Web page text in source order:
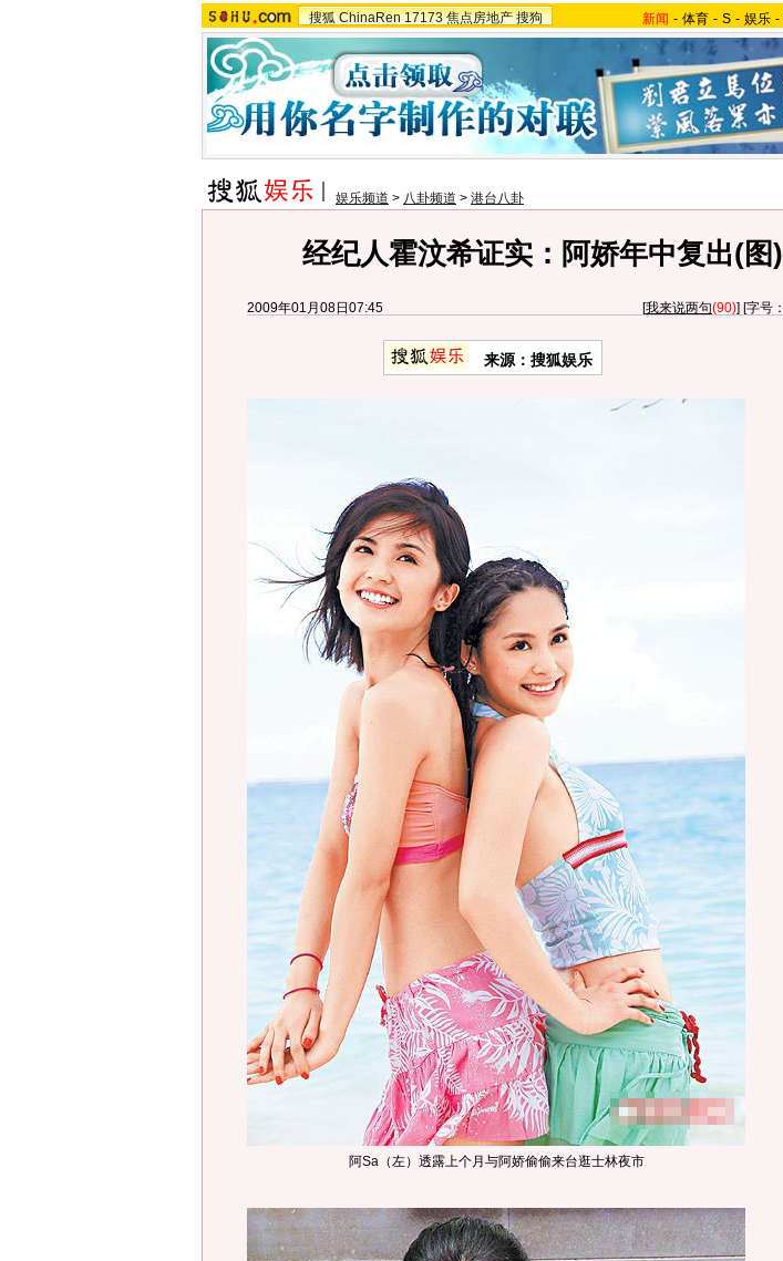
搜狐 ChinaRen 17173 焦点房地产 搜狗 新闻 - 体育 - S - 娱乐 -
娱乐频道 > 八卦频道 > 港台八卦
经纪人霍汶希证实：阿娇年中复出(图)
2009年01月08日07:45 [我来说两句(90)] [字号：
来源：搜狐娱乐
阿Sa（左）透露上个月与阿娇偷偷来台逛士林夜市